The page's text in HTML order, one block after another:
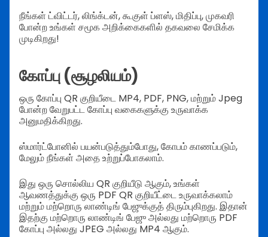
நீங்கள் ட்விட்டர், லிங்க்டன், கூகுள் ப்ளஸ், மிதிப்பு, முகவரி
போன்ற உங்கள் சமூக அறிக்கைகளில் தகவலை சேமிக்க
முடிகிறது!
கோப்பு (சூழலியம்)
ஒரு கோப்பு QR குறியீடை MP4, PDF, PNG, மற்றும் Jpeg
போன்ற வேறுபட்ட கோப்பு வகைகளுக்கு உருவாக்க
அனுமதிக்கிறது.
ஸ்மார்ட்போனில் பயன்படுத்தும்போது, கோபம் காணப்படும்,
மேலும் நீங்கள் அதை உற்றுப்போகலாம்.
இது ஒரு சொல்லிய QR குறியீடு ஆகும், உங்கள்
ஆவணத்துக்கு ஒரு PDF QR குறியீட்டை உருவாக்கலாம்
மற்றும் மற்றொரு லாண்டிங் பேஜுக்குத் திரும்புகிறது. இதான்
இதற்கு மற்றொரு லாண்டிங் பேஜு அல்லது மற்றொரு PDF
கோப்பு அல்லது JPEG அல்லது MP4 ஆகும்.